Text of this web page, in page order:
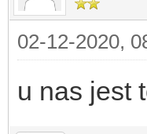
02-12-2020,
u nas jest